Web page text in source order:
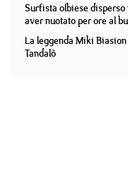
Surfista olbiese disperso
aver nuotato per ore al
La leggenda Miki
Tandalò